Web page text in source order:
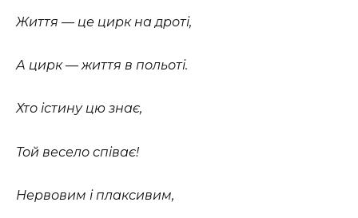
Життя — це цирк на дроті,
А цирк — життя в польоті.
Хто істину цю знає,
Той весело співає!
Нервовим і плаксивим,